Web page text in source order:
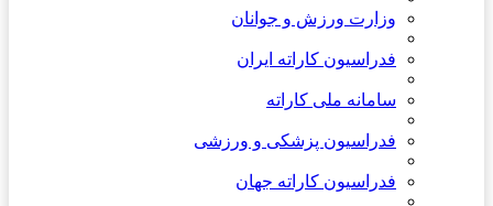
وزارت ورزش و جوانان
فدراسیون کاراته ایران
سامانه ملی کاراته
فدراسیون پزشکی و ورزشی
فدراسیون کاراته جهان